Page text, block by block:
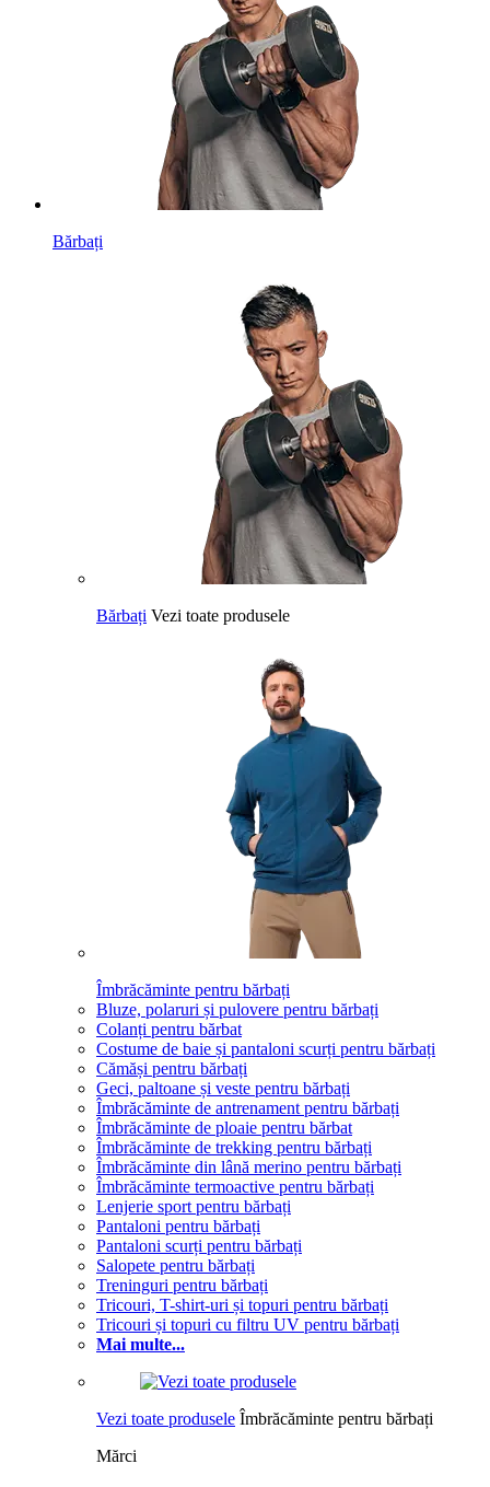
Bărbați
Bărbați Vezi toate produsele
Îmbrăcăminte pentru bărbați
Bluze, polaruri și pulovere pentru bărbați
Colanți pentru bărbat
Costume de baie și pantaloni scurți pentru bărbați
Cămăși pentru bărbați
Geci, paltoane și veste pentru bărbați
Îmbrăcăminte de antrenament pentru bărbați
Îmbrăcăminte de ploaie pentru bărbat
Îmbrăcăminte de trekking pentru bărbați
Îmbrăcăminte din lână merino pentru bărbați
Îmbrăcăminte termoactive pentru bărbați
Lenjerie sport pentru bărbați
Pantaloni pentru bărbați
Pantaloni scurți pentru bărbați
Salopete pentru bărbați
Treninguri pentru bărbați
Tricouri, T-shirt-uri și topuri pentru bărbați
Tricouri și topuri cu filtru UV pentru bărbați
Mai multe...
Vezi toate produsele Îmbrăcăminte pentru bărbați
Mărci